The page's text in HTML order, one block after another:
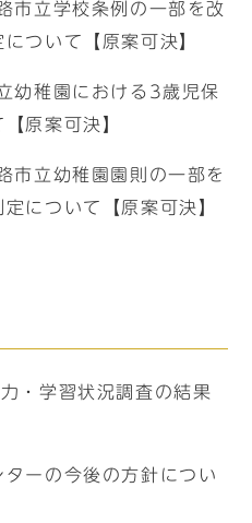
立学校条例の一部を改
ついて【原案可決】
稚園における3歳児保
原案可決】
立幼稚園園則の一部を
について【原案可決】
・学習状況調査の結果
ーの今後の方針につい